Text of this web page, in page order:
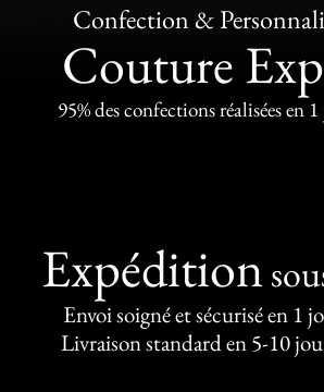
Confection &
Couture
95% des confections réalisées en
Expédition
Envoi soigné et sécurisé en 1
Livraison standard en 5-10